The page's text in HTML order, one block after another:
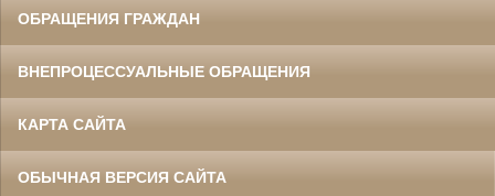
ОБРАЩЕНИЯ ГРАЖДАН
ВНЕПРОЦЕССУАЛЬНЫЕ ОБРАЩЕНИЯ
КАРТА САЙТА
ОБЫЧНАЯ ВЕРСИЯ САЙТА